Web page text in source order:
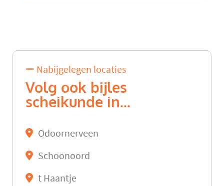
Nabijgelegen locaties
Volg ook bijles
scheikunde in...
Odoornerveen
Schoonoord
t Haantje